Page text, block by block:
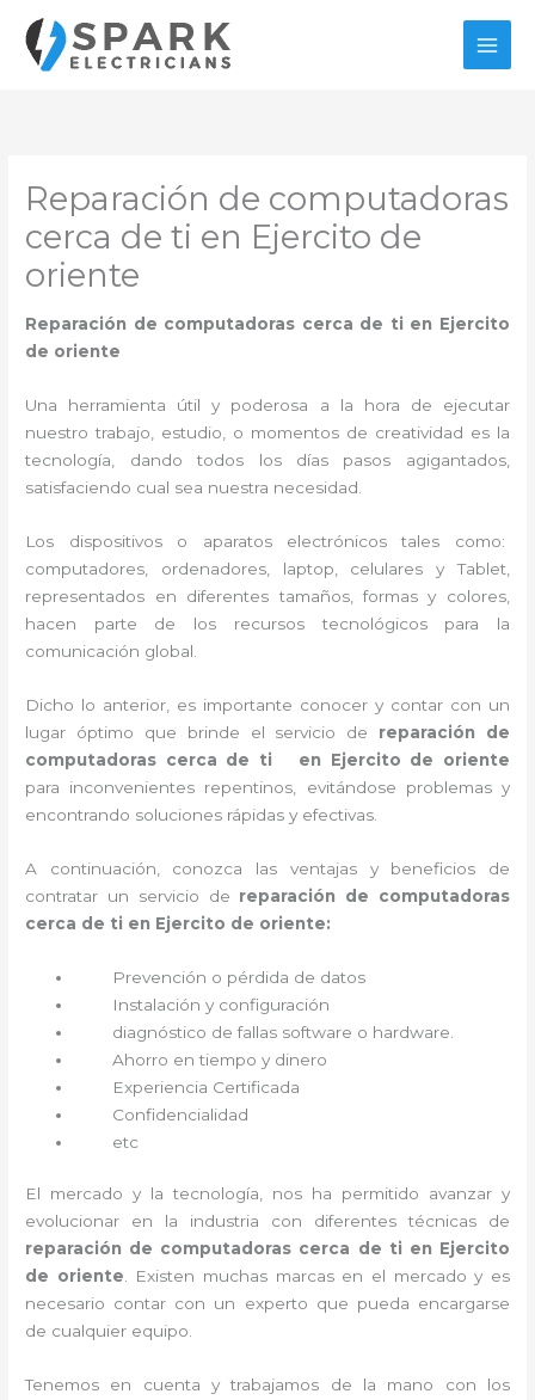
contenido
Reparación de computadoras
cerca de ti en Ejercito de
oriente
Reparación de computadoras cerca de ti en Ejercito
de oriente
Una herramienta útil y poderosa a la hora de ejecutar
nuestro trabajo, estudio, o momentos de creatividad es la
tecnología, dando todos los días pasos agigantados,
satisfaciendo cual sea nuestra necesidad.
Los dispositivos o aparatos electrónicos tales como:
computadores, ordenadores, laptop, celulares y Tablet,
representados en diferentes tamaños, formas y colores,
hacen parte de los recursos tecnológicos para la
comunicación global.
Dicho lo anterior, es importante conocer y contar con un
lugar óptimo que brinde el servicio de reparación de
computadoras cerca de ti en Ejercito de oriente
para inconvenientes repentinos, evitándose problemas y
encontrando soluciones rápidas y efectivas.
A continuación, conozca las ventajas y beneficios de
contratar un servicio de reparación de computadoras
cerca de ti en Ejercito de oriente:
Prevención o pérdida de datos
Instalación y configuración
diagnóstico de fallas software o hardware
Ahorro en tiempo y dinero
Experiencia Certificada
Confidencialidad
etc
El mercado y la tecnología, nos ha permitido avanzar y
evolucionar en la industria con diferentes técnicas de
reparación de computadoras cerca de ti en Ejercito
de oriente . Existen muchas marcas en el mercado y es
necesario contar con un experto que pueda encargarse
de cualquier equipo.
Tenemos en cuenta y trabajamos de la mano con los